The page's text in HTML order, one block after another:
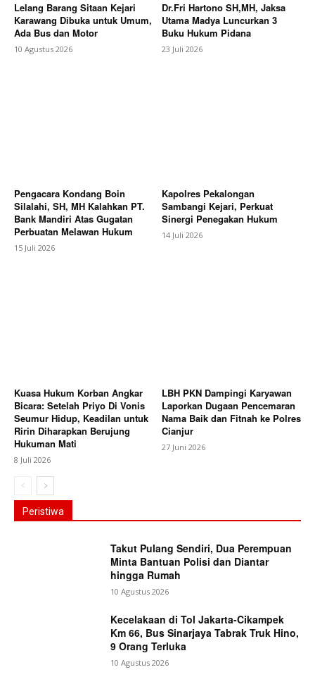
Lelang Barang Sitaan Kejari
Karawang Dibuka untuk Umum,
Ada Bus dan Motor
10 Agustus 2026
Dr.Fri Hartono SH,MH, Jaksa
Utama Madya Luncurkan 3
Buku Hukum Pidana
23 Juli 2026
Pengacara Kondang Boin
Silalahi, SH, MH Kalahkan PT.
Bank Mandiri Atas Gugatan
Perbuatan Melawan Hukum
15 Juli 2026
Kapolres Pekalongan
Sambangi Kejari, Perkuat
Sinergi Penegakan Hukum
14 Juli 2026
Kuasa Hukum Korban Angkar
Bicara: Setelah Priyo Di Vonis
Seumur Hidup, Keadilan untuk
Ririn Diharapkan Berujung
Hukuman Mati
8 Juli 2026
LBH PKN Dampingi Karyawan
Laporkan Dugaan Pencemaran
Nama Baik dan Fitnah ke Polres
Cianjur
27 Juni 2026
Peristiwa
Takut Pulang Sendiri, Dua Perempuan
Minta Bantuan Polisi dan Diantar
hingga Rumah
10 Agustus 2026
Kecelakaan di Tol Jakarta-Cikampek
Km 66, Bus Sinarjaya Tabrak Truk Hino,
9 Orang Terluka
10 Agustus 2026